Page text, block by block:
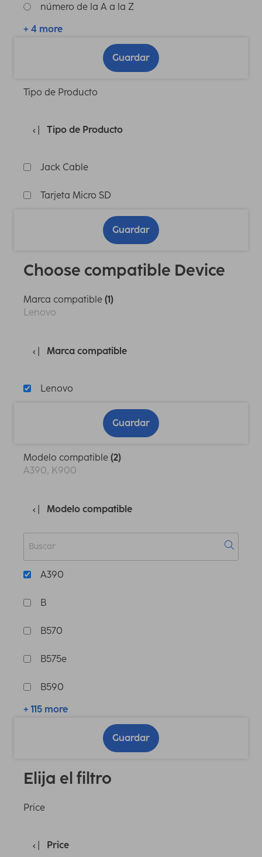
número de la A a la Z
+ 4 more
Guardar
Tipo de Producto
Tipo de Producto
Jack Cable
Tarjeta Micro SD
Guardar
Choose compatible Device
Marca compatible (1)
Lenovo
Marca compatible
Lenovo
Guardar
Modelo compatible (2)
A390, K900
Modelo compatible
A390
B
B570
B575e
B590
+ 115 more
Guardar
Elija el filtro
Price
Price